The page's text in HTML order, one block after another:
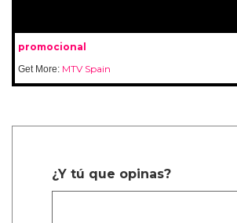
promocional
Get More: MTV Spain
¿Y tú que opinas?